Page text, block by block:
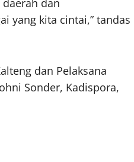
dan
yang kita cintai,” tandas
dan Pelaksana
Sonder, Kadispora,